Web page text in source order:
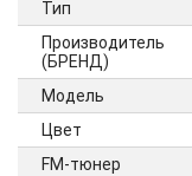
Тип
Производитель
(БРЕНД)
Модель
Цвет
FM-тюнер